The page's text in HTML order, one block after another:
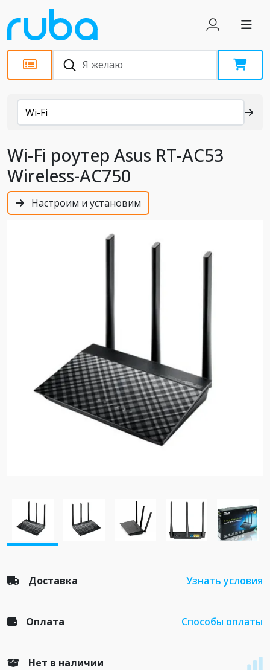
Каталог
Wi-Fi
Wi-Fi роутер Asus RT-AC53
Wireless-AC750
Настроим и установим
Доставка Узнать условия
Оплата Способы оплаты
Нет в наличии